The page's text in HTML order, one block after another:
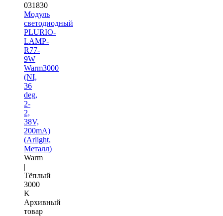
031830
Модуль
светодиодный
PLURIO-
LAMP-
R77-
9W
Warm3000
(NI,
36
deg,
2-
2,
38V,
200mA)
(Arlight,
Металл)
Warm
|
Тёплый
3000
K
Архивный
товар